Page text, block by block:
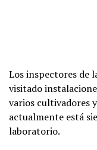
Los inspectores de
visitado
varios cultivadores
actualmente está
laboratorio.